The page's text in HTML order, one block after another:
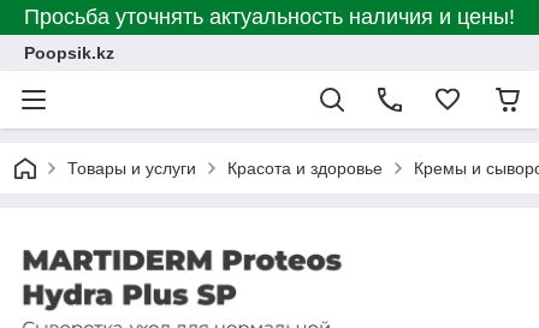
Просьба уточнять актуальность наличия и цены!
Poopsik.kz
Товары и услуги Красота и здоровье Кремы и